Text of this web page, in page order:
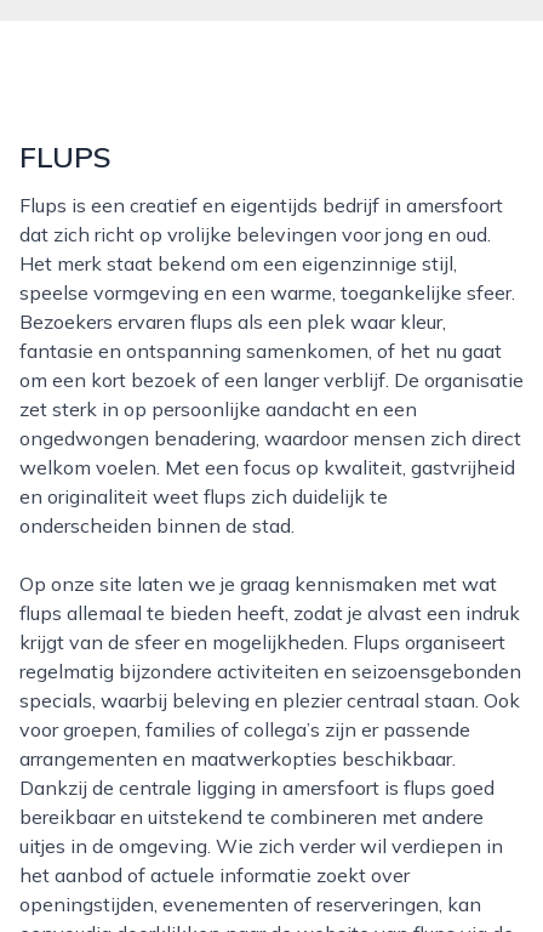
FLUPS
Flups is een creatief en eigentijds bedrijf in amersfoort
dat zich richt op vrolijke belevingen voor jong en oud.
Het merk staat bekend om een eigenzinnige stijl,
speelse vormgeving en een warme, toegankelijke sfeer.
Bezoekers ervaren flups als een plek waar kleur,
fantasie en ontspanning samenkomen, of het nu gaat
om een kort bezoek of een langer verblijf. De organisatie
zet sterk in op persoonlijke aandacht en een
ongedwongen benadering, waardoor mensen zich direct
welkom voelen. Met een focus op kwaliteit, gastvrijheid
en originaliteit weet flups zich duidelijk te
onderscheiden binnen de stad.
Op onze site laten we je graag kennismaken met wat
flups allemaal te bieden heeft, zodat je alvast een indruk
krijgt van de sfeer en mogelijkheden. Flups organiseert
regelmatig bijzondere activiteiten en seizoensgebonden
specials, waarbij beleving en plezier centraal staan. Ook
voor groepen, families of collega’s zijn er passende
arrangementen en maatwerkopties beschikbaar.
Dankzij de centrale ligging in amersfoort is flups goed
bereikbaar en uitstekend te combineren met andere
uitjes in de omgeving. Wie zich verder wil verdiepen in
het aanbod of actuele informatie zoekt over
openingstijden, evenementen of reserveringen, kan